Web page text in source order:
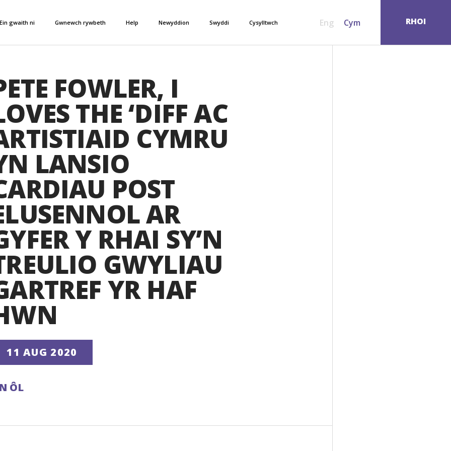
Ein gwaith ni Gwnewch rywbeth Help Newyddion Swyddi Cysylltwch Eng Cym RHOI
FOWLER, I
THE ‘DIFF AC
CYMRU
LANSIO
POST
AR
Y RHAI SY’N
GWYLIAU
YR HAF
11 AUG 2020
ÔL